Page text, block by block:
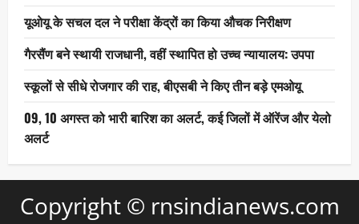
यूओयू के सचल दल ने परीक्षा केंद्रों का किया औचक निरीक्षण
गैरसैंण बने स्थायी राजधानी, वहीं स्थापित हो उच्च न्यायालय: उपपा
स्कूलों से सीधे रोजगार की राह, बीएसबी ने किए तीन बड़े एमओयू
09, 10 अगस्त को भारी बारिश का अलर्ट, कई जिलों में ऑरेंज और येलो
अलर्ट
Copyright © rnsindianews.com